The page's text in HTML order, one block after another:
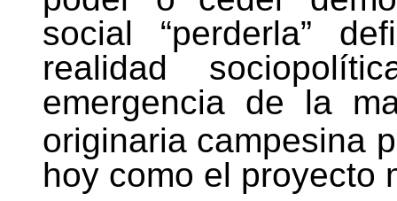
social “perderla”
realidad
emergencia de la
originaria campesina
hoy como el proyecto